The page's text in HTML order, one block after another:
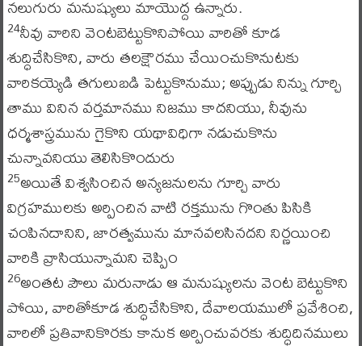
నలుగురు మనుష్యులు మాయొద్ద ఉన్నారు.
24నీవు వారిని వెంటబెట్టుకొనిపోయి వారితో కూడ
శుద్ధిచేసికొని, వారు తలక్షౌరము చేయించుకొనుటకు
వారికయ్యెడి తగులుబడి పెట్టుకొనుము; అప్పుడు నిన్ను గూర్చి
తాము వినిన వర్తమానము నిజము కాదనియు, నీవును
ధర్మశాస్త్రమును గైకొని యథావిధిగా నడుచుకొను
చున్నావనియు తెలిసికొందురు
25అయితే విశ్వసించిన అన్యజనులను గూర్చి వారు
విగ్రహములకు అర్పించిన వాటి రక్తమును గొంతు పిసికి
చంపినదానిని, జారత్వమును మానవలసినదని నిర్ణయించి
వారికి వ్రాసియున్నామని చెప్పిం
26అంతట పౌలు మరునాడు ఆ మనుష్యులను వెంట బెట్టుకొని
పోయి, వారితోకూడ శుద్ధిచేసికొని, దేవాలయములో ప్రవేశించి,
వారిలో ప్రతివానికొరకు కానుక అర్పించువరకు శుద్ధిదినములు